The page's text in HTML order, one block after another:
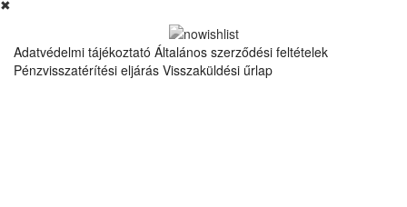
✖
Adatvédelmi tájékoztató Általános szerződési feltételek
Pénzvisszatérítési eljárás Visszaküldési űrlap